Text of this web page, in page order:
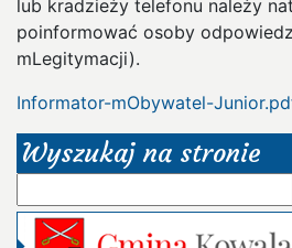
lub kradzieży telefonu należy
poinformować osoby
mLegitymacji).
Informator-mObywatel-
Wyszukaj na stronie